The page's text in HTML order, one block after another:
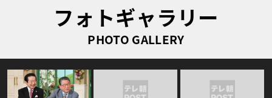
フォトギャラリー
PHOTO GALLERY